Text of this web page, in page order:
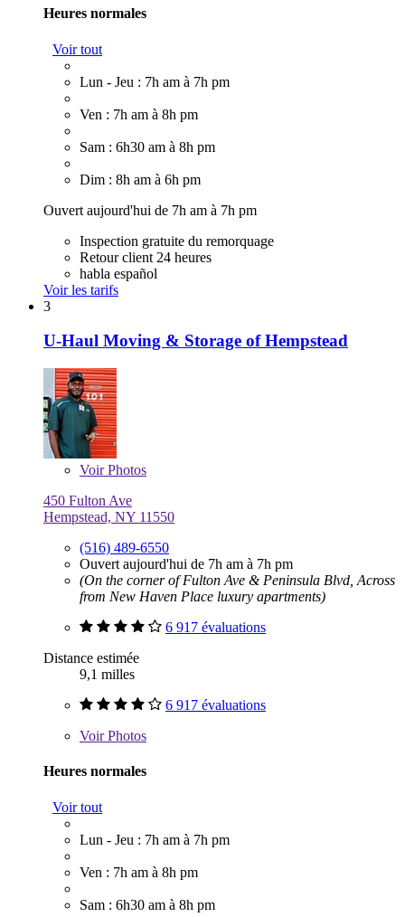
Heures normales
Voir tout
Lun - Jeu : 7h am à 7h pm
Ven : 7h am à 8h pm
Sam : 6h30 am à 8h pm
Dim : 8h am à 6h pm
Ouvert aujourd'hui de 7h am à 7h pm
Inspection gratuite du remorquage
Retour client 24 heures
habla español
Voir les tarifs
3
U-Haul Moving & Storage of Hempstead
VoirPhotos
450 Fulton Ave
Hempstead, NY 11550
(516) 489-6550
Ouvert aujourd'hui de 7h am à 7h pm
(On the corner of Fulton Ave & Peninsula Blvd, Across
from New Haven Place luxury apartments)
6 917 évaluations
Distance estimée
9,1 milles
6 917 évaluations
VoirPhotos
Heures normales
Voir tout
Lun - Jeu : 7h am à 7h pm
Ven : 7h am à 8h pm
Sam : 6h30 am à 8h pm